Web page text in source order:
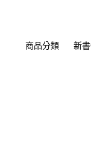
商品分類 新